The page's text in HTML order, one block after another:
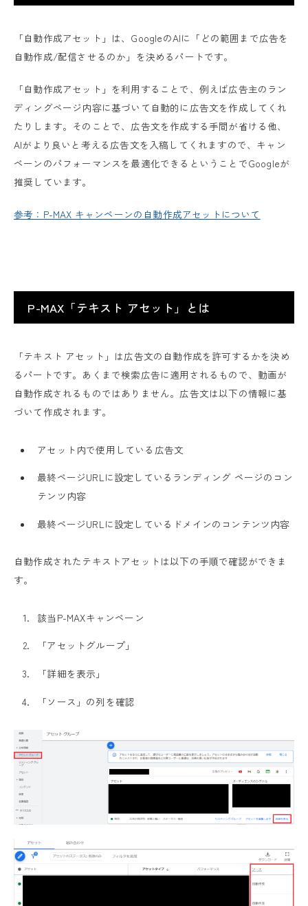
「自動作成アセット」は、GoogleのAIに「どの範囲まで広告を
自動作成/配信させるのか」を決めるパートです。
「自動作成アセット」を利用することで、例えば広告主のラン
ディングページ内容に基づいて自動的に広告文を作成してくれ
たりします。そのことで、広告文を作成する手間が省ける他、
AIがより良いと考える広告文を入稿してくれますので、キャン
ペーンのパフォーマンスを最適化できるということでGoogleが
推奨しています。
参考：P-MAX キャンペーンの自動作成アセットについて
P-MAX「テキスト アセット」とは
「テキスト アセット」は広告文の自動作成を許可するかを決め
るパートです。あくまで検索広告に適用されるもので、動画が
自動作成されるものではありません。広告文は以下の情報に基
づいて作成されます。
アセット内で使用している広告文
最終ページURLに設定しているランディング ページのコン
テンツ内容
最終ページURLに設定しているドメインのコンテンツ内容
自動作成されたテキストアセットは以下の手順で確認ができま
す。
該当P-MAXキャンペーン
「アセットグループ」
「詳細を表示」
「ソース」の列を確認